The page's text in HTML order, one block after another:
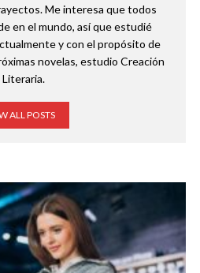
Me interesa que todos
en el mundo, así que estudié
y con el propósito de
novelas, estudio Creación
Literaria.
ALL POSTS